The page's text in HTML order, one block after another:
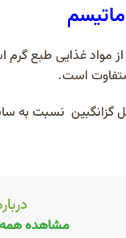
از مواد غذایی
است.
نسبت به
مشاهده